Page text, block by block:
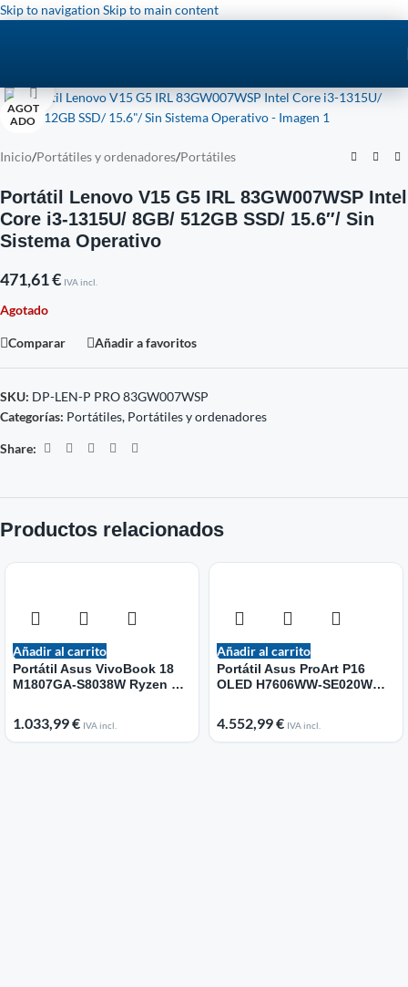
Skip to navigation Skip to main content
AGOT
ADO
Click to enlarge
Inicio/Portátiles y ordenadores/Portátiles
Portátil Lenovo V15 G5 IRL 83GW007WSP Intel
Core i3-1315U/ 8GB/ 512GB SSD/ 15.6″/ Sin
Sistema Operativo
471,61€ IVA incl.
Agotado
Comparar Añadir a favoritos
SKU: DP-LEN-P PRO 83GW007WSP
Categorías: Portátiles, Portátiles y ordenadores
Share:
Productos relacionados
Añadir al carrito
Portátil Asus VivoBook 18
M1807GA-S8038W Ryzen AI
1.033,99€ IVA incl.
Añadir al carrito
Portátil Asus ProArt P16
OLED H7606WW-SE020W
5080/ 16″ Táctil/ Win11
4.552,99€ IVA incl.